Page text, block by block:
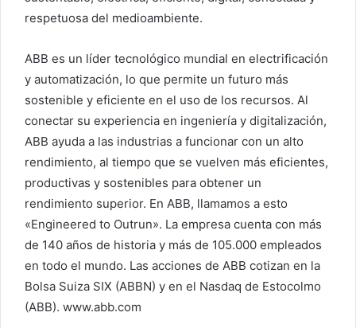
respetuosa del medioambiente.
ABB es un líder tecnológico mundial en electrificación
y automatización, lo que permite un futuro más
sostenible y eficiente en el uso de los recursos. Al
conectar su experiencia en ingeniería y digitalización,
ABB ayuda a las industrias a funcionar con un alto
rendimiento, al tiempo que se vuelven más eficientes,
productivas y sostenibles para obtener un
rendimiento superior. En ABB, llamamos a esto
«Engineered to Outrun». La empresa cuenta con más
de 140 años de historia y más de 105.000 empleados
en todo el mundo. Las acciones de ABB cotizan en la
Bolsa Suiza SIX (ABBN) y en el Nasdaq de Estocolmo
(ABB). www.abb.com